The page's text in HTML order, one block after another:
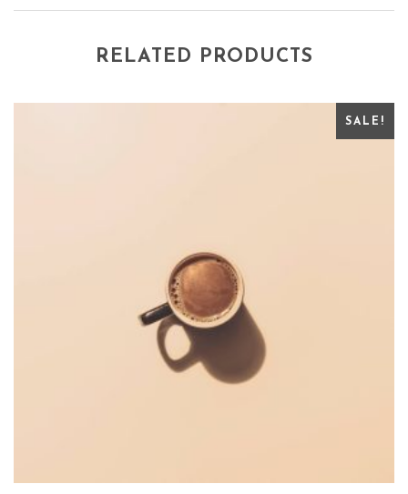
RELATED PRODUCTS
SALE!